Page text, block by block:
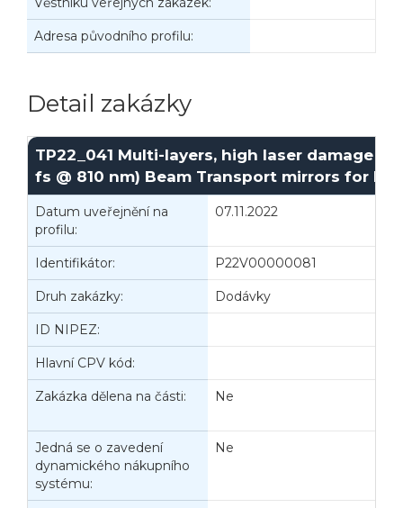
Adresa původního profilu:
Detail zakázky
TP22_041 Multi-layers, high laser damage
fs @ 810 nm) Beam Transport mirrors for E5-
Datum uveřejnění na
profilu:
07.11.2022
Identifikátor: P22V00000081
Druh zakázky: Dodávky
ID NIPEZ:
Hlavní CPV kód:
Zakázka dělena na části: Ne
Jedná se o zavedení
dynamického nákupního
systému:
Ne